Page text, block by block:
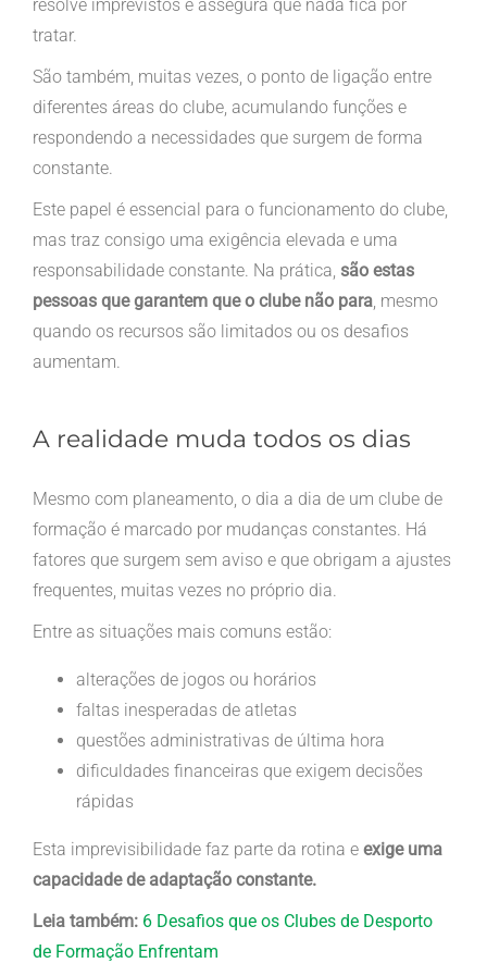
resolve imprevistos e assegura que nada fica por
tratar.
São também, muitas vezes, o ponto de ligação entre
diferentes áreas do clube, acumulando funções e
respondendo a necessidades que surgem de forma
constante.
Este papel é essencial para o funcionamento do clube,
mas traz consigo uma exigência elevada e uma
responsabilidade constante. Na prática, são estas
pessoas que garantem que o clube não para, mesmo
quando os recursos são limitados ou os desafios
aumentam.
A realidade muda todos os dias
Mesmo com planeamento, o dia a dia de um clube de
formação é marcado por mudanças constantes. Há
fatores que surgem sem aviso e que obrigam a ajustes
frequentes, muitas vezes no próprio dia.
Entre as situações mais comuns estão:
alterações de jogos ou horários
faltas inesperadas de atletas
questões administrativas de última hora
dificuldades financeiras que exigem decisões
rápidas
Esta imprevisibilidade faz parte da rotina e exige uma
capacidade de adaptação constante.
Leia também: 6 Desafios que os Clubes de Desporto
de Formação Enfrentam